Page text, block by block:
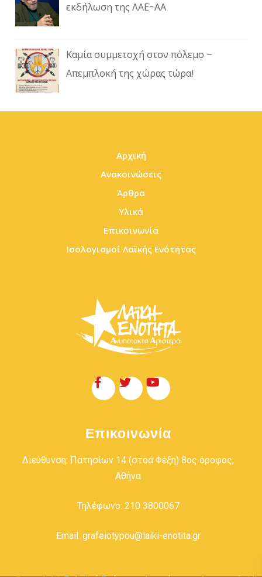
εκδήλωση της ΛΑΕ-ΑΑ
Καμία συμμετοχή στον πόλεμο –
Απεμπλοκή της χώρας τώρα!
Αρχική
Ανακοινώσεις
Άρθρα
Υλικά
Επικοινωνία
Ισολογισμοί Λαϊκής Ενότητας
Επικοινωνία
Διεύθυνση: Πατησίων 14 (στοά Φέξη) 8ος όροφος,
Αθήνα
Τηλέφωνο: 210 3800067
Email: grafeiotypou@laiki-enotita.gr